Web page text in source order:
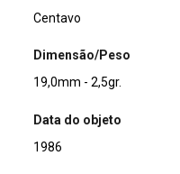
Centavo
Dimensão/Peso
19,0mm - 2,5gr.
Data do objeto
1986